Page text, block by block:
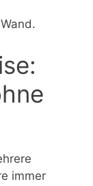
immer